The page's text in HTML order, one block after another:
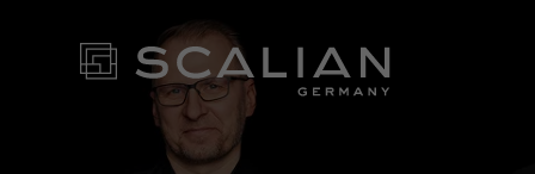
Karriere bei Tagueri
BEWIRB
BEI UNS